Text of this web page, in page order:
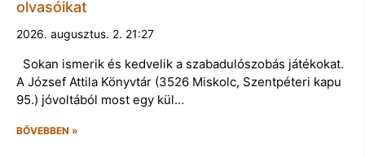
olvasóikat
2026. augusztus. 2. 21:27
Sokan ismerik és kedvelik a szabadulószobás játékokat.
A József Attila Könyvtár (3526 Miskolc, Szentpéteri kapu
95.) jóvoltából most egy kül…
BŐVEBBEN »